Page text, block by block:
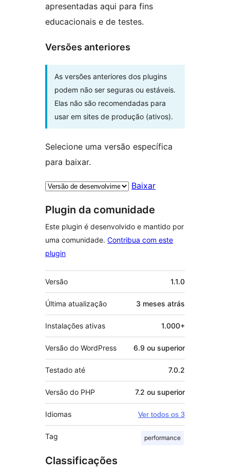
apresentadas aqui para fins
educacionais e de testes.
Versões anteriores
As versões anteriores dos plugins
podem não ser seguras ou estáveis.
Elas não são recomendadas para
usar em sites de produção (ativos).
Selecione uma versão específica
para baixar.
Baixar
Plugin da comunidade
Este plugin é desenvolvido e mantido por
uma comunidade. Contribua com este
plugin
Meta
Versão 1.1.0
Última atualização 3 meses atrás
Instalações ativas 1.000+
Versão do WordPress 6.9 ou superior
Testado até 7.0.2
Versão do PHP 7.2 ou superior
Idiomas Ver todos os 3
Tag performance
Classificações